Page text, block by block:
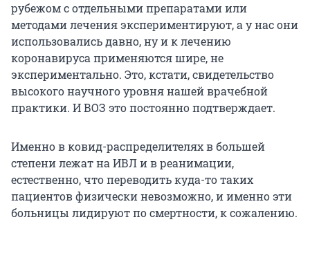
рубежом с отдельными препаратами или
методами лечения экспериментируют, а у нас они
использовались давно, ну и к лечению
коронавируса применяются шире, не
экспериментально. Это, кстати, свидетельство
высокого научного уровня нашей врачебной
практики. И ВОЗ это постоянно подтверждает.
Именно в ковид-распределителях в большей
степени лежат на ИВЛ и в реанимации,
естественно, что переводить куда-то таких
пациентов физически невозможно, и именно эти
больницы лидируют по смертности, к сожалению.